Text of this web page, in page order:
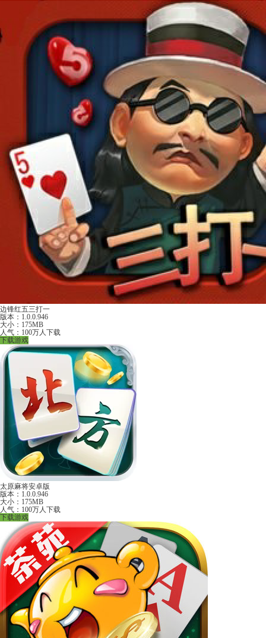
边锋红五三打一
版本：1.0.0.946
大小：175MB
人气：100万人下载
下载游戏
太原麻将安卓版
版本：1.0.0.946
大小：175MB
人气：100万人下载
下载游戏